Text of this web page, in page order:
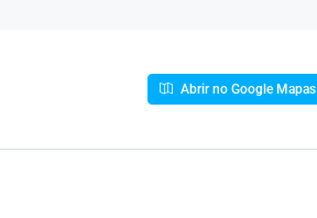
Abrir no Google Mapas